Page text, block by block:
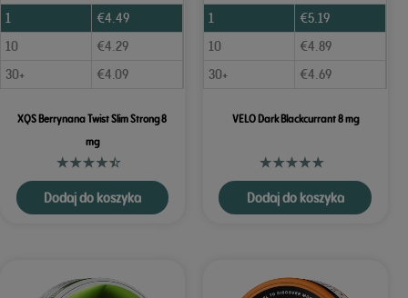
1
€4.49
10
€4.29
30+
€4.09
XQS Berrynana Twist Slim Strong 8
mg
Dodaj do koszyka
1
€5.19
10
€4.89
30+
€4.69
VELO Dark Blackcurrant 8 mg
Dodaj do koszyka